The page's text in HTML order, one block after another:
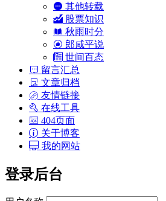
其他转载
股票知识
秋雨时分
郎咸平说
世间百态
留言汇总
文章归档
友情链接
在线工具
404页面
关于博客
我的网站
登录后台